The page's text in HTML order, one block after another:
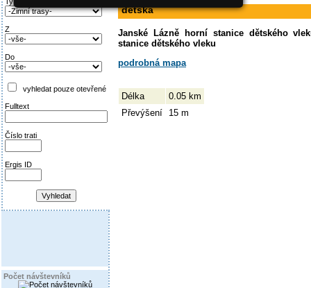
Z
Do
vyhledat pouze otevřené
Fulltext
Číslo trati
Ergis ID
Počet návštevníků
dětská
Janské Lázně horní stanice dětského
stanice dětského vleku
podrobná mapa
Délka
0.05 km
Převýšení
15 m